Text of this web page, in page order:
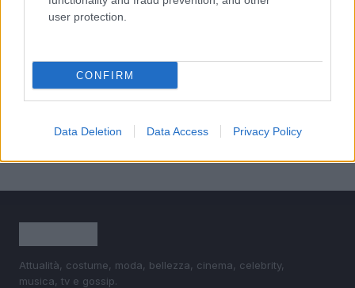
user protection.
CONFIRM
Data Deletion Data Access Privacy Policy
Come valorizzare la zona giorno attraverso una scelta
4 Senza Cri e il suo percorso di guarigione: dalle
cicatrici alla libertà
5
Attualità, costume, moda, bellezza, cinema, celebrity,
musica, tv e gossip.